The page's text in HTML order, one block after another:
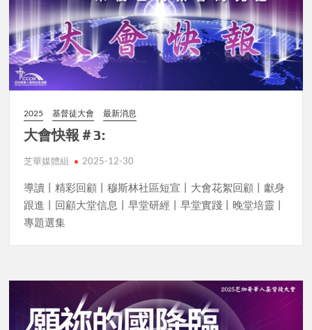
2025 基督徒大會 最新消息
大會快報＃3:
芝華媒體組 2025-12-30
導讀丨精彩回顧丨穆斯林社區短宣丨大會花絮回顧丨獻身
跟進丨回顧大堂信息丨早堂研經丨早堂實踐丨晚堂培靈丨
專題選集